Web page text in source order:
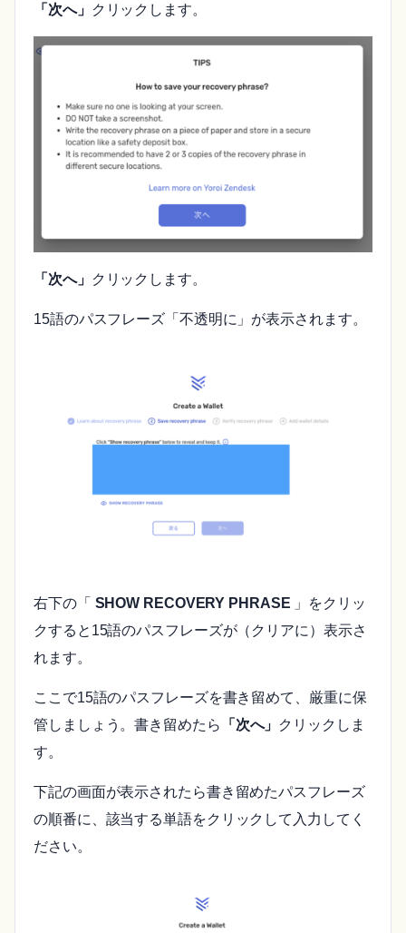
「次へ」 クリックします。
「次へ」 クリックします。
15語のパスフレーズ「不透明に」が表示されます。
右下の「 SHOW RECOVERY PHRASE 」をクリッ
クすると15語のパスフレーズが（クリアに）表示さ
れます。
ここで15語のパスフレーズを書き留めて、厳重に保
管しましょう。書き留めたら
「次へ」 クリックしま
す。
下記の画面が表示されたら書き留めたパスフレーズ
の順番に、該当する単語をクリックして入力してく
ださい。